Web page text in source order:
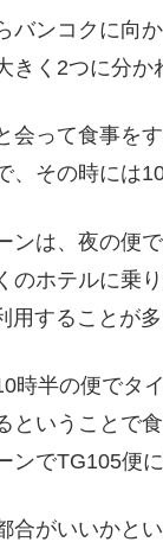
バンコクに向
きく2つに分か
会って食事を
、その時には
ンは、夜の便
のホテルに乗
用することが多
時半の便でタ
ということで
ンでTG105便に
合がいいかと